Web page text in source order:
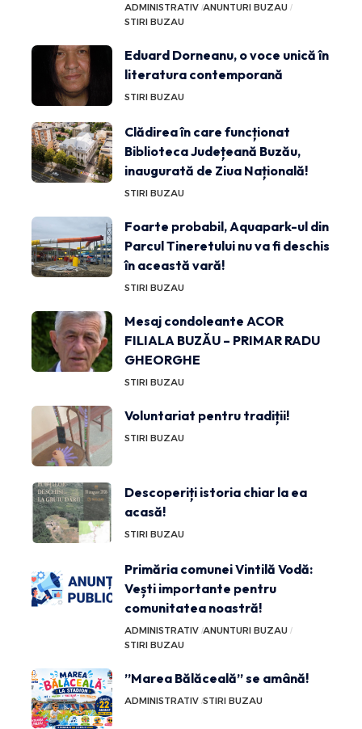
ADMINISTRATIV ANUNTURI BUZAU
STIRI BUZAU
Eduard Dorneanu, o voce unică în
literatura contemporană
STIRI BUZAU
Clădirea în care funcționat
Biblioteca Județeană Buzău,
inaugurată de Ziua Națională!
STIRI BUZAU
Foarte probabil, Aquapark-ul din
Parcul Tineretului nu va fi deschis
în această vară!
STIRI BUZAU
Mesaj condoleante ACOR
FILIALA BUZĂU – PRIMAR RADU
GHEORGHE
STIRI BUZAU
Voluntariat pentru tradiții!
STIRI BUZAU
Descoperiți istoria chiar la ea
acasă!
STIRI BUZAU
Primăria comunei Vintilă Vodă:
Vești importante pentru
comunitatea noastră!
ADMINISTRATIV ANUNTURI BUZAU
STIRI BUZAU
”Marea Bălăceală” se amână!
ADMINISTRATIV STIRI BUZAU